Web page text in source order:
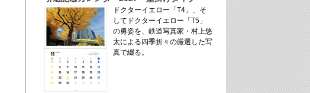
ドクターイエロー「T4」、そ
してドクターイエロー「T5」
の勇姿を、鉄道写真家・村上悠
太による四季折々の厳選した写
真で綴る。